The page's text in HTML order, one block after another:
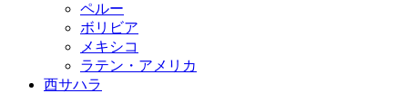
ペルー
ボリビア
メキシコ
ラテン・アメリカ
西サハラ